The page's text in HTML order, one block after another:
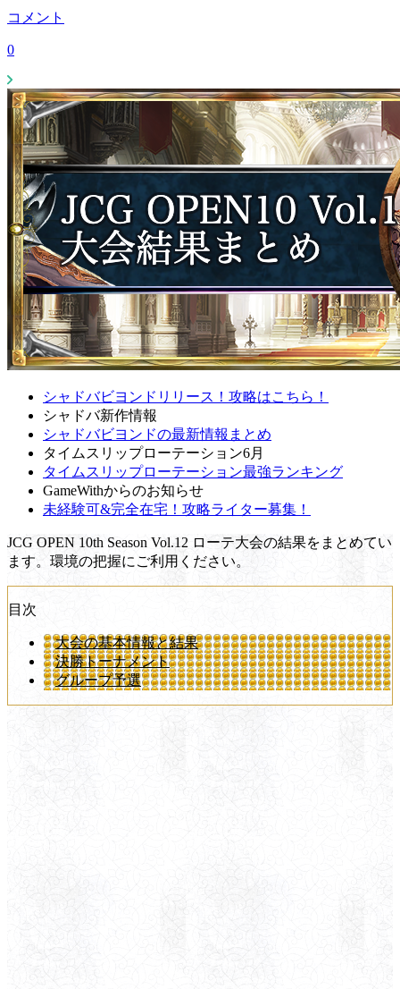
コメント
0
シャドバビヨンドリリース！攻略はこちら！
シャドバ新作情報
シャドバビヨンドの最新情報まとめ
タイムスリップローテーション6月
タイムスリップローテーション最強ランキング
GameWithからのお知らせ
未経験可&完全在宅！攻略ライター募集！
JCG OPEN 10th Season Vol.12 ローテ大会の結果をまとめてい
ます。環境の把握にご利用ください。
目次
大会の基本情報と結果
決勝トーナメント
グループ予選